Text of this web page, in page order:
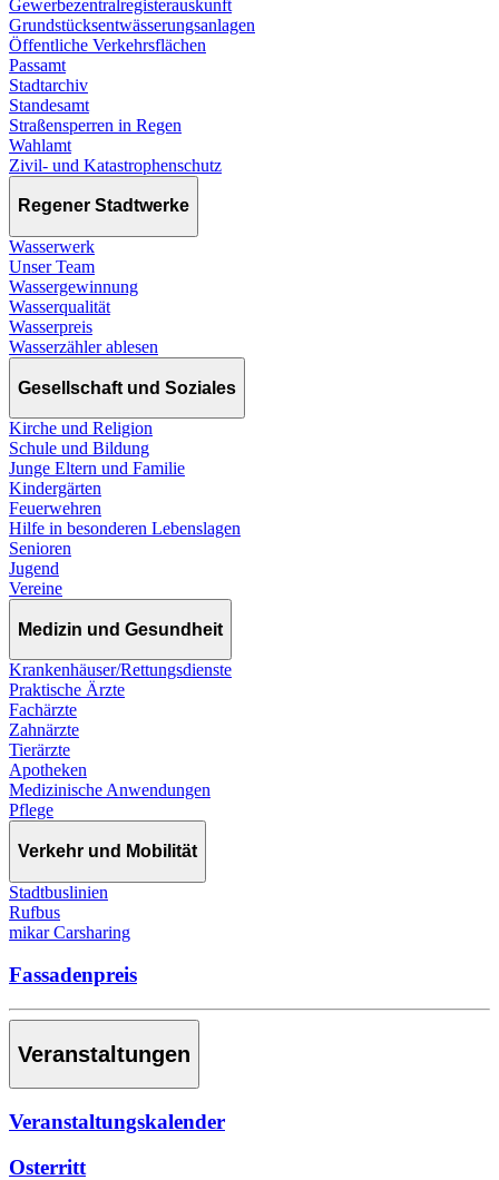
Gewerbezentralregisterauskunft
Grundstücksentwässerungsanlagen
Öffentliche Verkehrsflächen
Passamt
Stadtarchiv
Standesamt
Straßensperren in Regen
Wahlamt
Zivil- und Katastrophenschutz
Regener Stadtwerke
Wasserwerk
Unser Team
Wassergewinnung
Wasserqualität
Wasserpreis
Wasserzähler ablesen
Gesellschaft und Soziales
Kirche und Religion
Schule und Bildung
Junge Eltern und Familie
Kindergärten
Feuerwehren
Hilfe in besonderen Lebenslagen
Senioren
Jugend
Vereine
Medizin und Gesundheit
Krankenhäuser/Rettungsdienste
Praktische Ärzte
Fachärzte
Zahnärzte
Tierärzte
Apotheken
Medizinische Anwendungen
Pflege
Verkehr und Mobilität
Stadtbuslinien
Rufbus
mikar Carsharing
Fassadenpreis
Veranstaltungen
Veranstaltungskalender
Osterritt